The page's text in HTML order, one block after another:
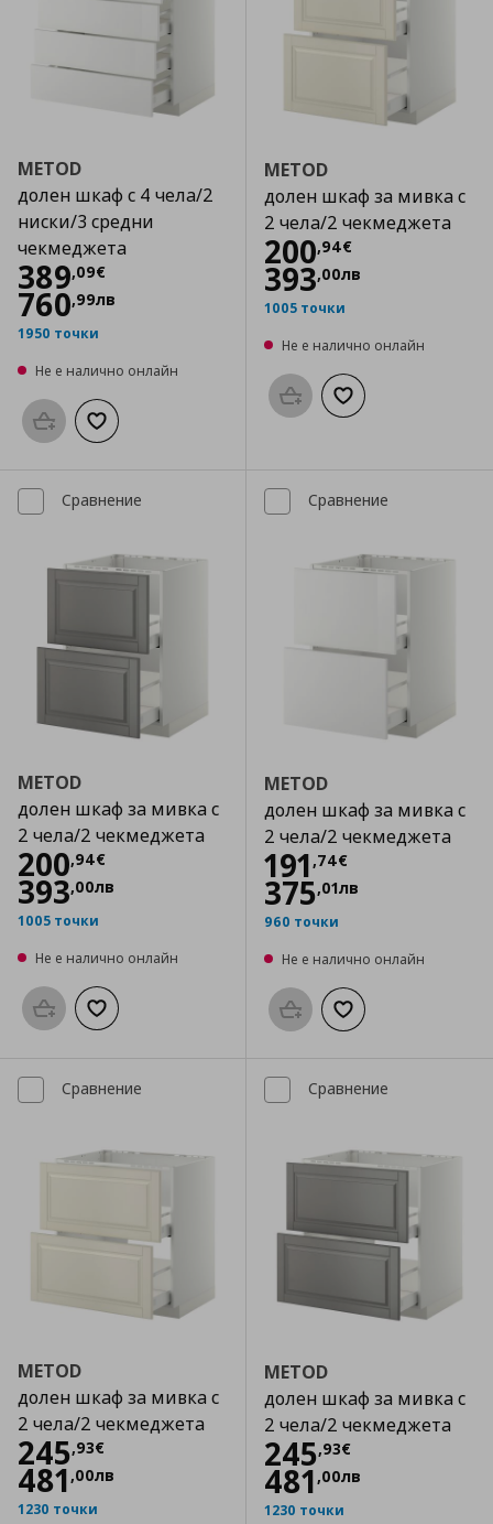
METOD
долен шкаф с 4 чела/2
ниски/3 средни
чекмеджета
389,09€
Цена
760,99лв
1950 точки
Не е налично онлайн
Προσθήκη στο καλάθι
Добави към списъка с любими
METOD
долен шкаф за мивка с
2 чела/2 чекмеджета
200,94€
Цена
393,00лв
1005 точки
Не е налично онлайн
Προσθήκη στο καλάθι
Добави към
Сравнение
METOD
долен шкаф за мивка с
2 чела/2 чекмеджета
200,94€
Цена
393,00лв
1005 точки
Не е налично онлайн
Προσθήκη στο καλάθι
Добави към списъка с любими
Сравнение
METOD
долен шкаф за мивка с
2 чела/2 чекмеджета
191 ,74€
Цена
375,01лв
960 точки
Не е налично онлайн
Προσθήκη στο καλάθι
Добави към
Сравнение
METOD
долен шкаф за мивка с
2 чела/2 чекмеджета
245,93€
Цена
481 ,00лв
1230 точки
Сравнение
METOD
долен шкаф за мивка с
2 чела/2 чекмеджета
245,93€
Цена
481 ,00лв
1230 точки